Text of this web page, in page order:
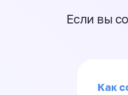
Если вы
Как